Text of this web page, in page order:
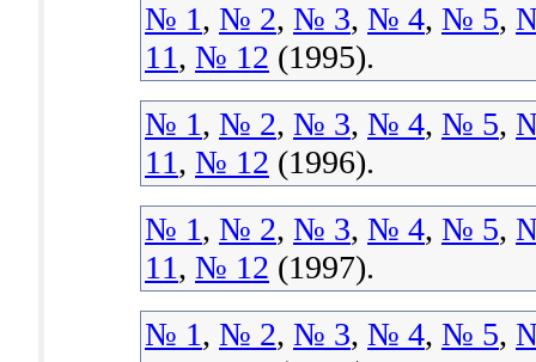
№ 1, № 2, № 3, № 4, № 5,
11, № 12 (1995).
№ 1, № 2, № 3, № 4, № 5,
11, № 12 (1996).
№ 1, № 2, № 3, № 4, № 5,
11, № 12 (1997).
№ 1, № 2, № 3, № 4, № 5,